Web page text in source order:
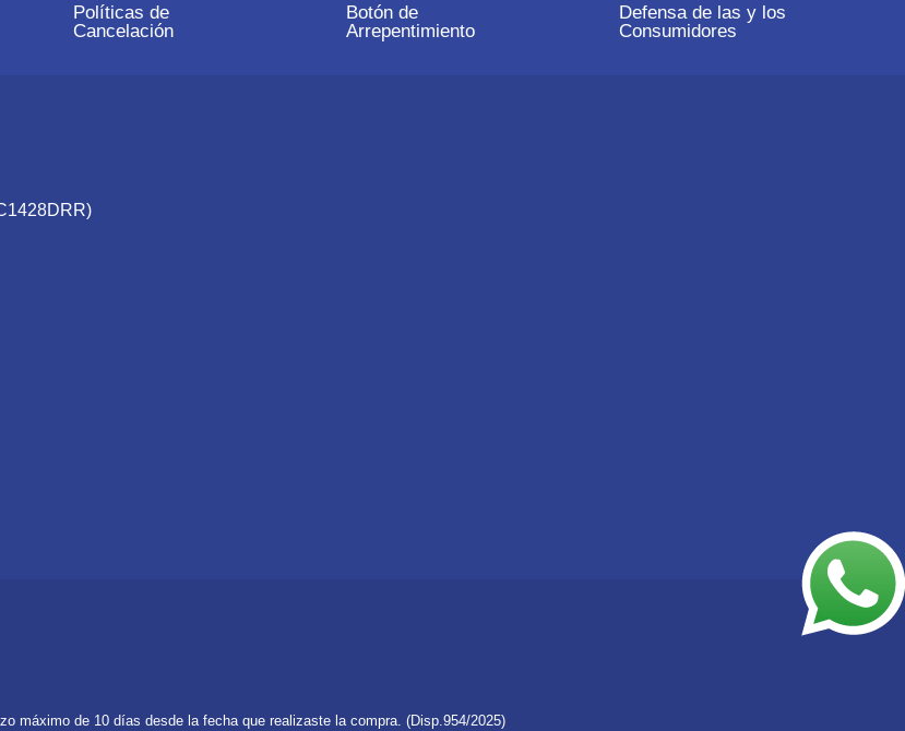
Políticas de
Cancelación
Botón de
Arrepentimiento
Defensa de las y los
Consumidores
máximo de 10 días desde la fecha que realizaste la compra. (Disp.954/2025)